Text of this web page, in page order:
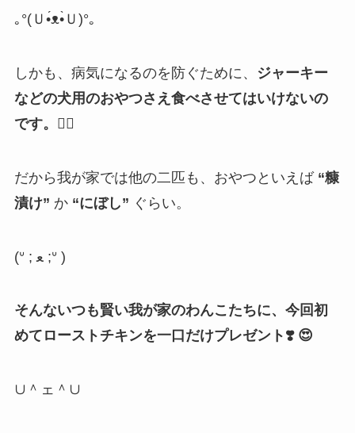
｡ °(Ｕ •́ᴥ•̀Ｕ )°｡
しかも、病気になるのを防ぐために、
ジャーキー
などの犬用のおやつさえ食べさせてはいけないの
です。🙅‍♀️
だから我が家では他の二匹も、おやつといえば“糠
漬け” か “にぼし” ぐらい。
(ᐡ ; ﻌ;ᐡ )
そんないつも賢い我が家のわんこたちに、今回初
めてローストチキンを一口だけプレゼント❣️ 😍
∪ ＾ェ＾∪